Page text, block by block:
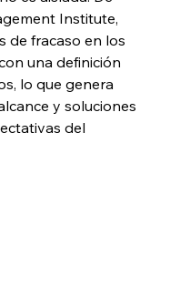
Institute,
de fracaso en los
una definición
lo que genera
y soluciones
del